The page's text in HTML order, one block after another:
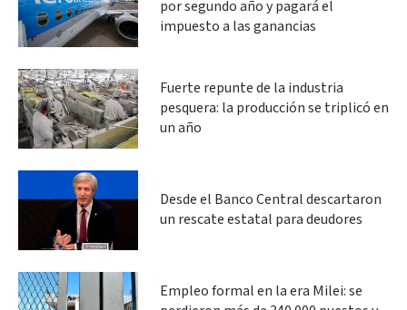
por segundo año y pagará el
impuesto a las ganancias
Fuerte repunte de la industria
pesquera: la producción se triplicó en
un año
Desde el Banco Central descartaron
un rescate estatal para deudores
Empleo formal en la era Milei: se